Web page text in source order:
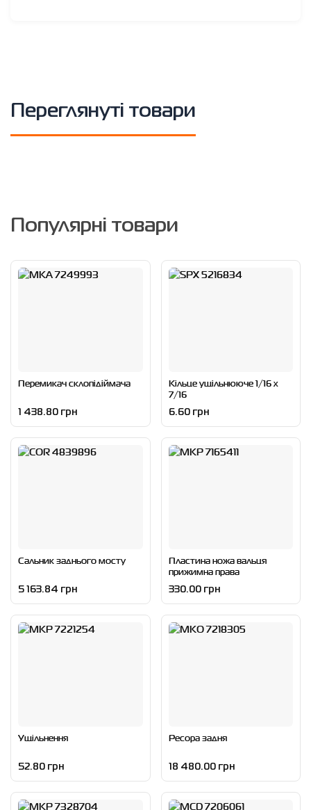
Переглянуті товари
Популярні товари
Перемикач склопідіймача
1 438.80 грн
Кільце ущільнююче 1/16 x
7/16
6.60 грн
Сальник заднього мосту
5 163.84 грн
Пластина ножа вальця
прижимна права
330.00 грн
Ущільнення
52.80 грн
Ресора задня
18 480.00 грн